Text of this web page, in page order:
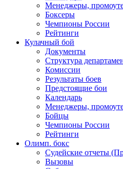
Менеджеры,
Боксеры
Чемпионы России
Рейтинги
Кулачный бой
Документы
Структура
Комиссии
Результаты боев
Предстоящие бои
Календарь
Менеджеры,
Бойцы
Чемпионы России
Рейтинги
Олимп. бокс
Судейские отчеты
Вызовы